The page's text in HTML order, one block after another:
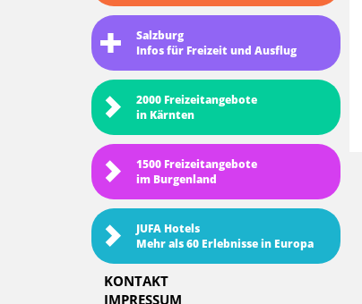
Salzburg
Infos für Freizeit und Ausflug
2000 Freizeitangebote
in Kärnten
1500 Freizeitangebote
im Burgenland
JUFA Hotels
Mehr als 60 Erlebnisse in Europa
KONTAKT
IMPRESSUM